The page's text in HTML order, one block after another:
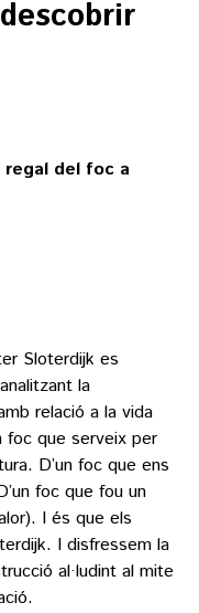
regal del foc a
Sloterdijk es
la
relació a la vida
foc que serveix per
D’un foc que ens
foc que fou un
I és que els
I disfressem la
al·ludint al mite